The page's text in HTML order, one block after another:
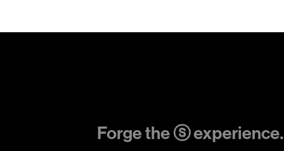
Forge the ⓢ experience.